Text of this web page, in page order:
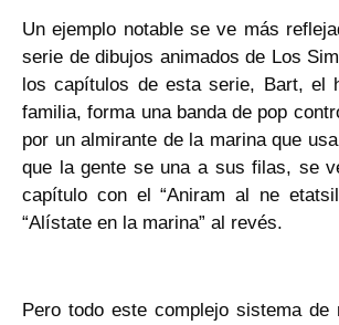
Un ejemplo notable se ve más
serie de dibujos animados de Los
los capítulos de esta serie, Bart, el
familia, forma una banda de pop
por un almirante de la marina que
que la gente se una a sus filas, se
capítulo con el “Aniram al ne
“Alístate en la marina” al revés.
Pero todo este complejo sistema de